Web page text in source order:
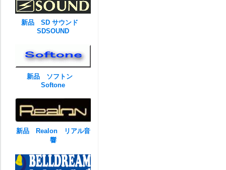
新品 SD サウンド
SDSOUND
新品 ソフトン
Softone
新品 Realon リアル音
響